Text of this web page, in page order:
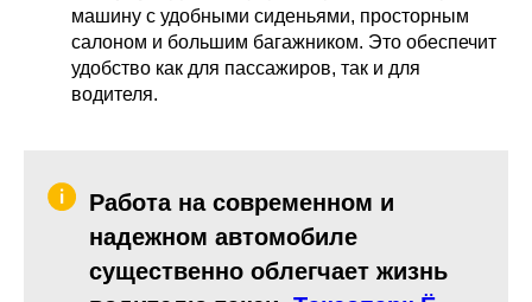
машину с удобными сиденьями, просторным
салоном и большим багажником. Это обеспечит
удобство как для пассажиров, так и для
водителя.
Работа на современном и
надежном автомобиле
существенно облегчает жизнь